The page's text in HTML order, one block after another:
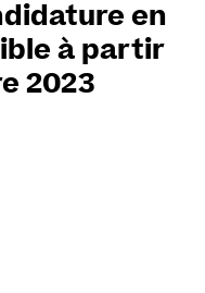
en
à partir
2023